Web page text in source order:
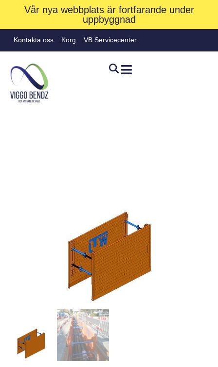
Vår nya webbplats är fortfarande under
uppbyggnad
Kontakta oss Korg VB Servicecenter